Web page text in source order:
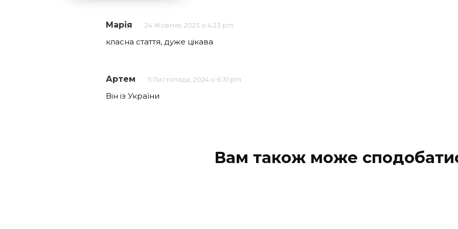
Марія 24 Жовтня, 2023 о 4:23 pm
класна стаття, дуже цікава
Артем 5 Листопада, 2024 о 6:31 pm
Він із України
Вам також може